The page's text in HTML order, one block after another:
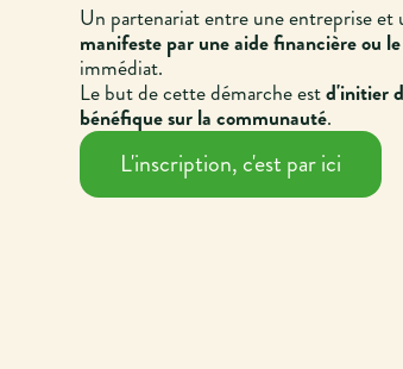
Un partenariat entre une entreprise et
manifeste par une aide financière ou
immédiat.
Le but de cette démarche estd'initier
bénéfique sur la communauté.
L'inscription, c'est par ici